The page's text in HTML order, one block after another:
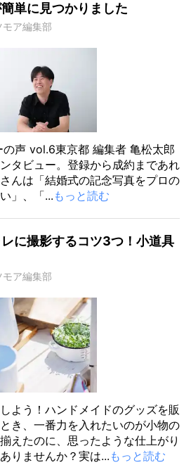
単に見つかりました
モア編集部
の声 vol.6東京都 編集者 亀松太郎
タビュー。登録から成約まであれ
んは「結婚式の記念写真をプロの
」、「... もっと読む
に撮影するコツ3つ！小道具
モア編集部
よう！ハンドメイドのグッズを販
き、一番力を入れたいのが小物の
えたのに、思ったような仕上がり
りませんか？実は... もっと読む